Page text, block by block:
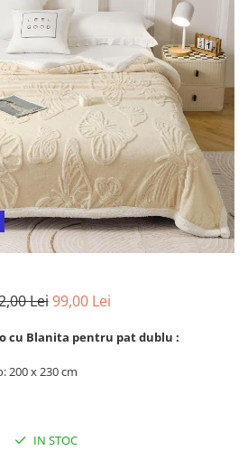
Draperii
cu
Lei 99,00 Lei
cu Blanita pentru pat dublu :
200 x 230 cm
IN STOC